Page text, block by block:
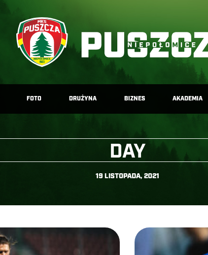
FOTO DRUŻYNA BIZNES AKADEMIA
DAY
19 LISTOPADA, 2021